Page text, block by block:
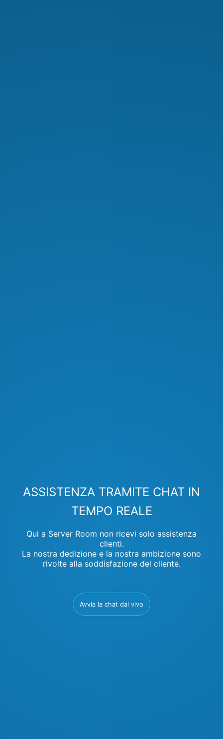
ASSISTENZA TRAMITE CHAT IN
TEMPO REALE
Qui a Server Room non ricevi solo assistenza
clienti.
La nostra dedizione e la nostra ambizione sono
rivolte alla soddisfazione del cliente.
Avvia la chat dal vivo